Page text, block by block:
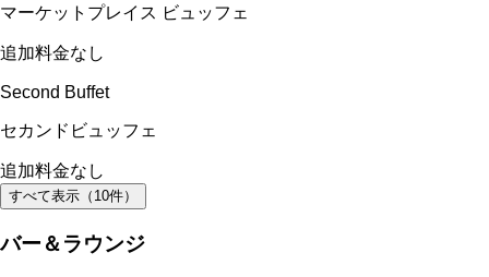
マーケットプレイス ビュッフェ
追加料金なし
Second Buffet
セカンドビュッフェ
追加料金なし
すべて表示（ 10件）
バー＆ラウンジ